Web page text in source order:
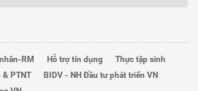
RM Hỗ trợ tín dụng
Thực tập sinh
PTNT
BIDV - NH Đầu tư phát triển VN